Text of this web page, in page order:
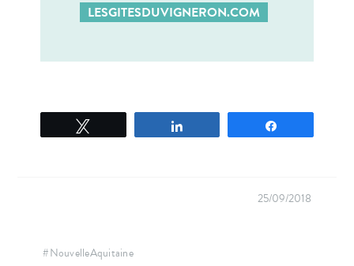
LESGITESDUVIGNERON.COM
#NouvelleAquitaine
25/09/2018